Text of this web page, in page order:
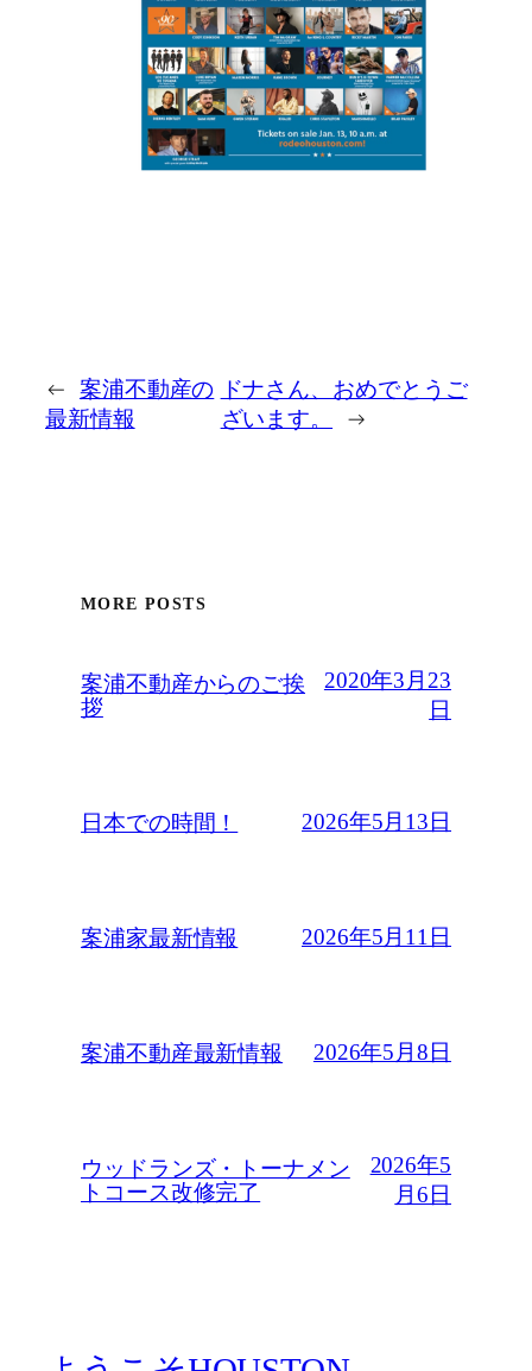
← 案浦不動産の
最新情報
ドナさん、おめでとうご
ざいます。
→
MORE POSTS
案浦不動産からのご挨
拶
2020年3月23
日
日本での時間！ 2026年5月13日
案浦家最新情報 2026年5月11日
案浦不動産最新情報 2026年5月8日
ウッドランズ・トーナメン
トコース改修完了
2026年5
月6日